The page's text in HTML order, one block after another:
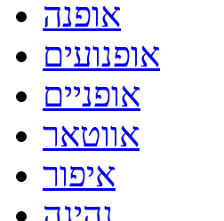
אופנה
אופנועים
אופניים
אווטאר
איפור